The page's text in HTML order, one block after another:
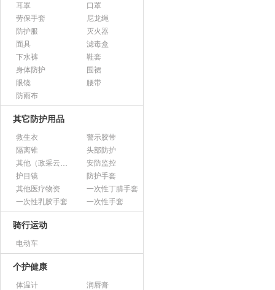
耳罩
口罩
劳保手套
尼龙绳
防护服
灭火器
面具
滤毒盒
下水裤
鞋套
身体防护
围裙
眼镜
腰带
防雨布
其它防护用品
救生衣
警示胶带
隔离锥
头部防护
其他（政采云上架用）
安防监控
护目镜
防护手套
其他医疗物资
一次性丁腈手套
一次性乳胶手套
一次性手套
骑行运动
电动车
个护健康
体温计
润唇膏